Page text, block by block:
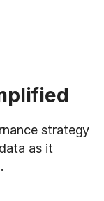
strategy
as it